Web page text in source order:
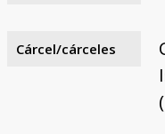
Cárcel/cárceles